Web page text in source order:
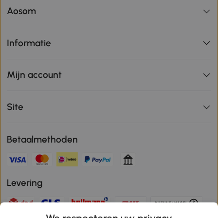
Aosom
Informatie
Mijn account
Site
Betaalmethoden
Levering